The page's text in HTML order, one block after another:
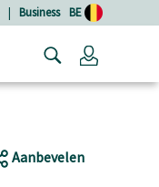
| Business BE
Aanbevelen